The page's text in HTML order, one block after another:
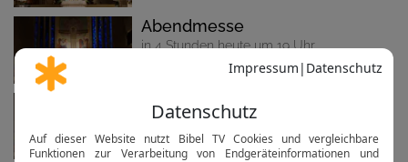
Abendmesse
in 4 Stunden heute um 19 Uhr
Hingabenovene & Rosenkranz
in 6 Stunden heute um 20:45 Uhr